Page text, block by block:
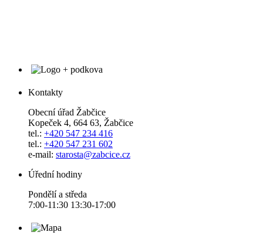
Kontakty
Obecní úřad Žabčice
Kopeček 4, 664 63, Žabčice
tel.: +420 547 234 416
tel.: +420 547 231 602
e-mail: starosta@zabcice.cz
Úřední hodiny
Pondělí a středa
7:00-11:30 13:30-17:00